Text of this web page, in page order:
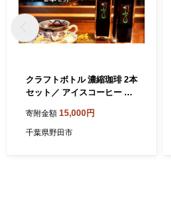
クラフトボトル 濃縮珈琲 2本
セット／ アイスコーヒー 珈
ラテ ベース クラフトボトル
おしゃれ 詰め合わせ ギフト
寄附金額 15,000円
千葉県野田市